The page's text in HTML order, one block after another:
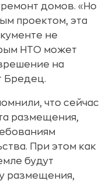
домов. «Но
проектом, эта
не
НТО может
на
Бредец.
что сейчас
размещения,
При этом как
будут
размещения,